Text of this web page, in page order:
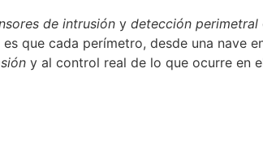
de intrusión y detección perimetral
que cada perímetro, desde una nave
y al control real de lo que ocurre en